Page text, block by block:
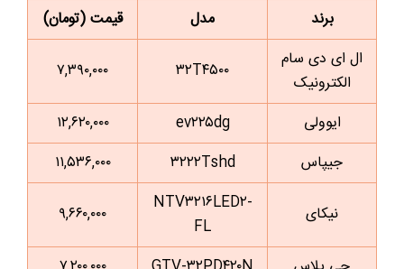
برند
مدل
قیمت (تومان)
ال ای دی سام
الکترونیک
۳۲T۴۵۰۰ ۷,۳۹۰,۰۰۰
ایوولی ev۲۲۵dg
۱۲,۶۲۰,۰۰۰
جیپاس
۳۲۲۲Tshd ۱۱,۵۳۶,۰۰۰
نیکای
NTV۳۲۱۶LED۲-
FL
۹,۶۶۰,۰۰۰